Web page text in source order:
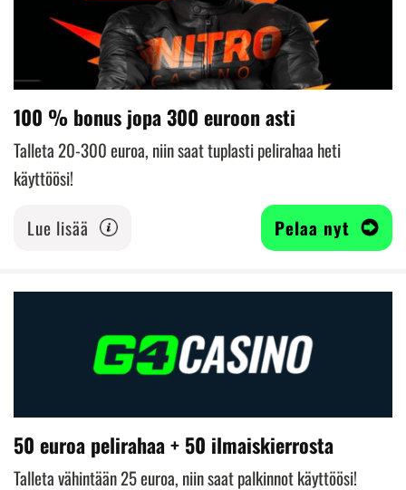
100 % bonus jopa 300 euroon asti
Talleta 20-300 euroa, niin saat tuplasti pelirahaa heti
käyttöösi!
Lue lisää
Pelaa nyt
50 euroa pelirahaa + 50 ilmaiskierrosta
Talleta vähintään 25 euroa, niin saat palkinnot käyttöösi!